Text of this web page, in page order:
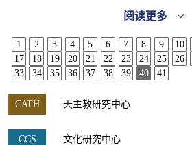
阅读更多
1 2 3 4 5 6 7 8 9 10
17
18 19 20 21 22 23 24 25 26
33
34 35 36 37 38 39 40 41
CATH 天主教研究中心
CCS 文化研究中心